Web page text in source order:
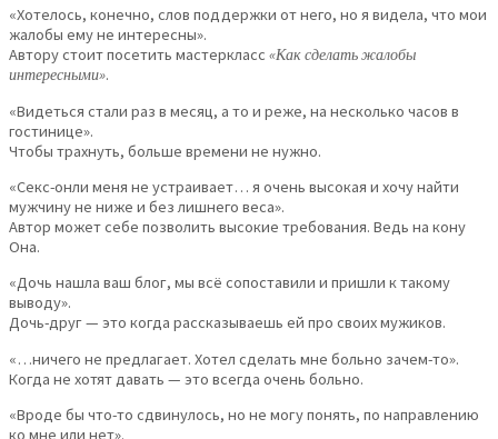
«Хотелось, конечно, слов поддержки от него, но я видела, что мои
жалобы ему не интересны».
Автору стоит посетить мастеркласс «Как сделать жалобы
интересными».
«Видеться стали раз в месяц, а то и реже, на несколько часов в
гостинице».
Чтобы трахнуть, больше времени не нужно.
«Секс-онли меня не устраивает… я очень высокая и хочу найти
мужчину не ниже и без лишнего веса».
Автор может себе позволить высокие требования. Ведь на кону
Она.
«Дочь нашла ваш блог, мы всё сопоставили и пришли к такому
выводу».
Дочь-друг — это когда рассказываешь ей про своих мужиков.
«…ничего не предлагает. Хотел сделать мне больно зачем-то».
Когда не хотят давать — это всегда очень больно.
«Вроде бы что-то сдвинулось, но не могу понять, по направлению
ко мне или нет».